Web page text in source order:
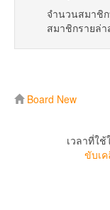
จำนวนสมาชิ
สมาชิกรายล่า
Board New
เวลาที่ใ
ขับเ